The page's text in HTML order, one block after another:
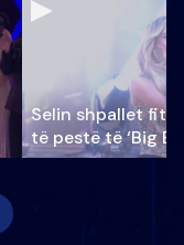
Selin shpallet
të pestë të ‘Big